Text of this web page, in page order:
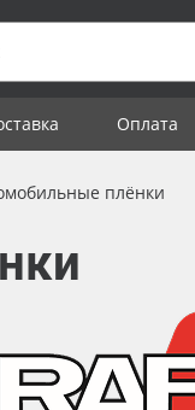
Оплата
плёнки